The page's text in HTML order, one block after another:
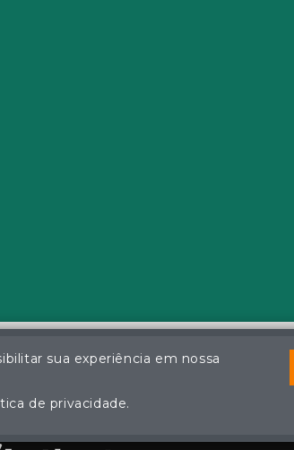
- Matrícula nº 26 JUCEMS - Todos os
deste site poderá acarretar em penas
sua experiência em nossa
de privacidade.